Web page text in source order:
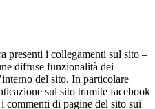
presenti i collegamenti sul sito –
diffuse funzionalità dei
del sito. In particolare
sul sito tramite facebook
commenti di pagine del sito sui